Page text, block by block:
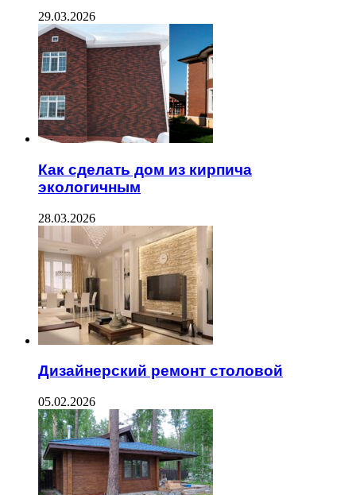
29.03.2026
Как сделать дом из кирпича
экологичным
28.03.2026
Дизайнерский ремонт столовой
05.02.2026